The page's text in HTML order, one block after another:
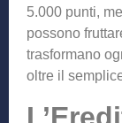
5.000 punti,
possono
trasformano
oltre il